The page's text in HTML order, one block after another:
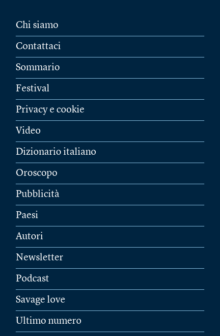
Chi siamo
Contattaci
Sommario
Festival
Privacy e cookie
Video
Dizionario italiano
Oroscopo
Pubblicità
Paesi
Autori
Newsletter
Podcast
Savage love
Ultimo numero